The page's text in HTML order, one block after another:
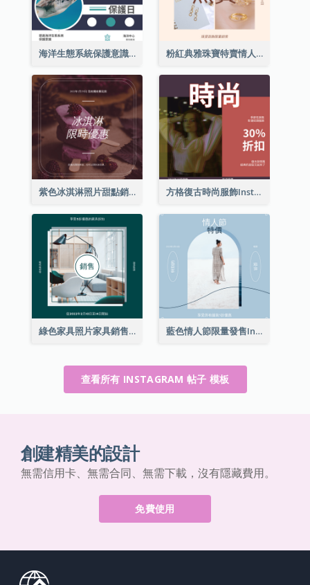
海洋生態系統保護意識Instagram帖子 粉紅典雅珠寶特賣情人節Instagram帖子
紫色冰淇淋照片甜點銷售Instagram帖子 方格復古時尚服飾Instagram帖子
綠色家具照片家具銷售Instagram帖子 藍色情人節限量發售Instagram帖子
查看所有 INSTAGRAM 帖子 模板
創建精美的設計
無需信用卡、無需合同、無需下載，沒有隱藏費用。
免費使用